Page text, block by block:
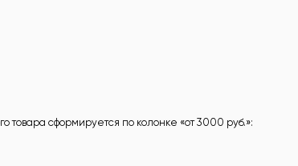
товара сформируется по колонке «от 3000 руб.»: